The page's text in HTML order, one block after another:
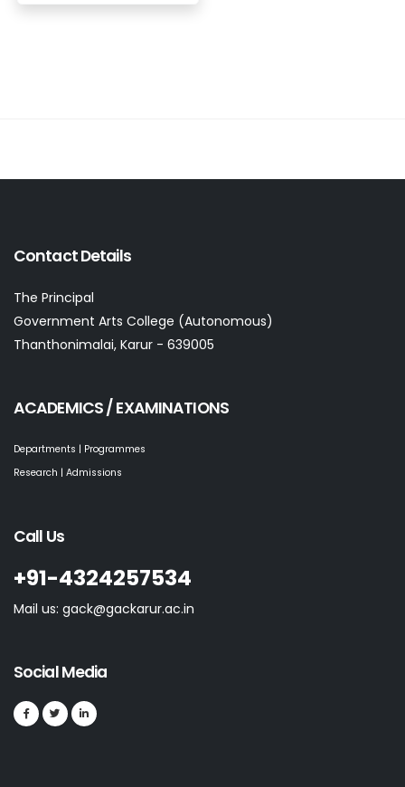
Contact Details
The Principal
Government Arts College (Autonomous)
Thanthonimalai, Karur - 639005
ACADEMICS / EXAMINATIONS
Departments | Programmes
Research | Admissions
Call Us
+91-4324257534
Mail us: gack@gackarur.ac.in
Social Media